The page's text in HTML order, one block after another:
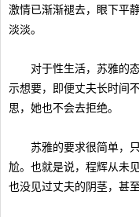
激情已渐渐褪去，眼下平
淡淡。
对于性生活，苏雅的态
示想要，即便丈夫长时间
思，她也不会去拒绝。
苏雅的要求很简单，只
尬。也就是说，程辉从未
也没见过丈夫的阴茎，甚